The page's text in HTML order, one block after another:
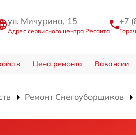
ул. Мичурина, 15
Адрес сервисного центра Ресанта
+7
Цена ремонта Вакансии
Ремонт Снегоуборщиков